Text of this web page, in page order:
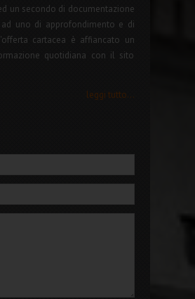
un secondo di documentazione
uno di approfondimento e di
cartacea è affiancato un
quotidiana con il sito
leggi tutto...